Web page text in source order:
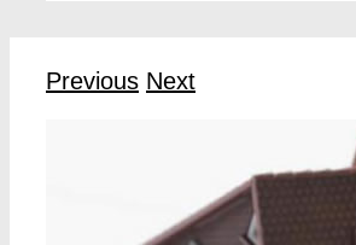
Previous Next